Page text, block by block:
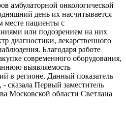
амбулаторной онкологической
день их насчитывается
месте пациенты с
или подозрением на них
диагностики, лекарственного
Благодаря работе
современного оборудования,
выявляемость
в регионе. Данный показатель
- сказала Первый заместитель
Московской области Светлана